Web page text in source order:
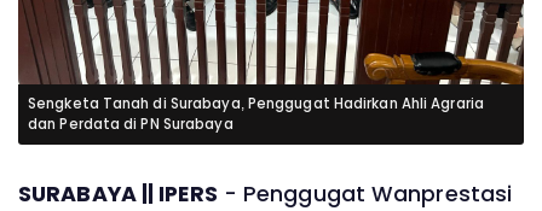
Sengketa Tanah di Surabaya, Penggugat Hadirkan Ahli Agraria
dan Perdata di PN Surabaya
SURABAYA || IPERS - Penggugat Wanprestasi